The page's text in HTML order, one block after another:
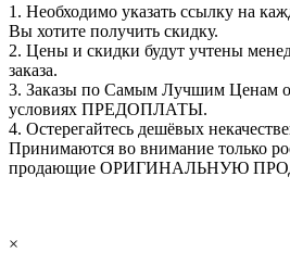
1. Необходимо указать ссылку на
Вы хотите получить скидку.
2. Цены и скидки будут учтены
заказа.
3. Заказы по Самым Лучшим Ценам
условиях ПРЕДОПЛАТЫ.
4. Остерегайтесь дешёвых
Принимаются во внимание только
продающие ОРИГИНАЛЬНУЮ
×